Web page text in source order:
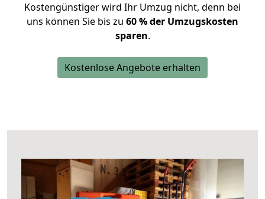
Kostengünstiger wird Ihr Umzug nicht, denn bei
uns können Sie bis zu 60 % der Umzugskosten
sparen.
Kostenlose Angebote erhalten